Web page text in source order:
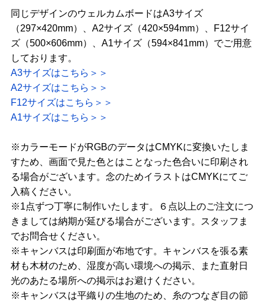
同じデザインのウェルカムボードはA3サイズ
（297×420mm）、A2サイズ（420×594mm）、F12サイ
ズ（500×606mm）、A1サイズ（594×841mm）でご用意
しております。
A3サイズはこちら＞＞
A2サイズはこちら＞＞
F12サイズはこちら＞＞
A1サイズはこちら＞＞
※カラーモードがRGBのデータはCMYKに変換いたしま
すため、画面で見た色とはことなった色合いに印刷され
る場合がございます。念のためイラストはCMYKにてご
入稿ください。
※1点ずつ丁寧に制作いたします。６点以上のご注文につ
きましては納期が延びる場合がございます。スタッフま
でお問合せください。
※キャンバスは印刷面が布地です。キャンバスを張る素
材も木材のため、湿度が高い環境への掲示、また直射日
光のあたる場所への掲示はお避けください。
※キャンバスは平織りの生地のため、糸のつなぎ目の節